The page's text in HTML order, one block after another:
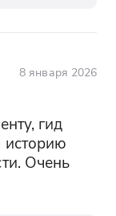
8 января 2026
гид
историю
Очень